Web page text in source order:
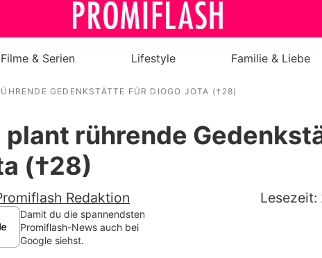
Royals
Familie & Liebe
Filme & Serien Lifestyle Familie & Liebe
GEDENKSTÄTTE FÜR DIOGO JOTA (†28)
plant rührende
(†28)
Redaktion Lesezeit:
Damit du die spannendsten
Promiflash-News auch bei
Google siehst.